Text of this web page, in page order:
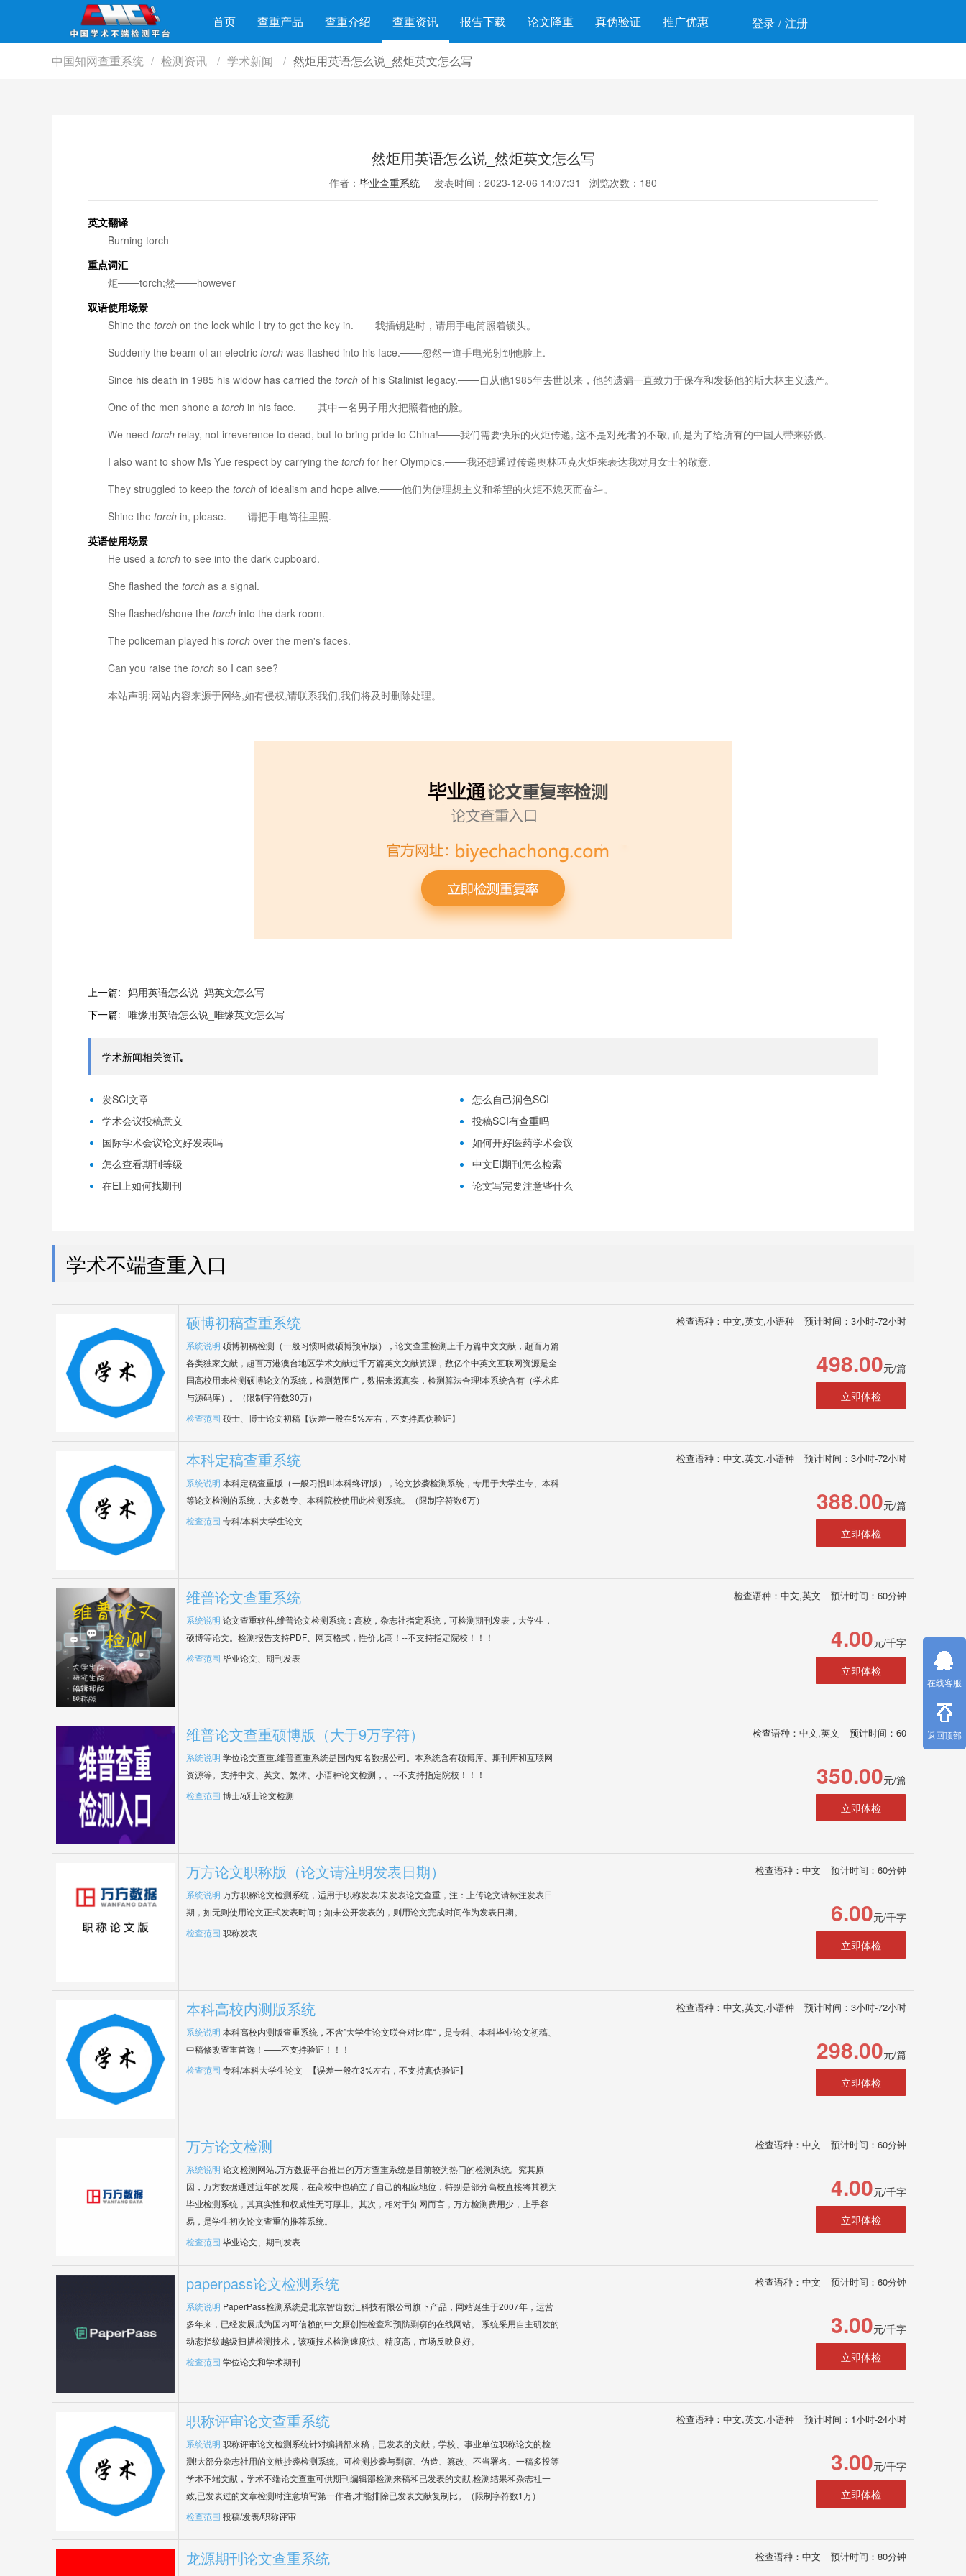
首页 查重产品 查重介绍 查重资讯 报告下载 论文降重 真伪验证 推广优惠 登录 / 注册
中国知网查重系统 / 检测资讯 / 学术新闻 / 然炬用英语怎么说_然炬英文怎么写
然炬用英语怎么说_然炬英文怎么写
作者： 毕业查重系统 发表时间：2023-12-06 14:07:31 浏览次数：180
英文翻译
Burning torch
重点词汇
炬───torch;然───however
双语使用场景
Shine the torch on the lock while I try to get the key in.───我插钥匙时，请用手电筒照着锁头。
Suddenly the beam of an electric torch was flashed into his face.───忽然一道手电光射到他脸上.
Since his death in 1985 his widow has carried the torch of his Stalinist legacy.───自从他1985年去世以来，他的遗孀一直致力于保存和发扬他的斯大林主义遗产。
One of the men shone a torch in his face.───其中一名男子用火把照着他的脸。
We need torch relay, not irreverence to dead, but to bring pride to China!───我们需要快乐的火炬传递, 这不是对死者的不敬, 而是为了给所有的中国人带来骄傲.
I also want to show Ms Yue respect by carrying the torch for her Olympics.───我还想通过传递奥林匹克火炬来表达我对月女士的敬意.
They struggled to keep the torch of idealism and hope alive.───他们为使理想主义和希望的火炬不熄灭而奋斗。
Shine the torch in, please.───请把手电筒往里照.
英语使用场景
He used a torch to see into the dark cupboard.
She flashed the torch as a signal.
She flashed/shone the torch into the dark room.
The policeman played his torch over the men's faces.
Can you raise the torch so I can see?
本站声明:网站内容来源于网络,如有侵权,请联系我们,我们将及时删除处理。
上一篇: 妈用英语怎么说_妈英文怎么写
下一篇: 唯缘用英语怎么说_唯缘英文怎么写
学术新闻相关资讯
发SCI文章
怎么自己润色SCI
学术会议投稿意义
投稿SCI有查重吗
国际学术会议论文好发表吗
如何开好医药学术会议
怎么查看期刊等级
中文EI期刊怎么检索
在EI上如何找期刊
论文写完要注意些什么
学术不端查重入口
硕博初稿查重系统 检查语种：中文,英文,小语种 预计时间：3小时-72小时
系统说明 硕博初稿检测（一般习惯叫做硕博预审版），论文查重检测上千万篇中文文献，超百万篇
各类独家文献，超百万港澳台地区学术文献过千万篇英文文献资源，数亿个中英文互联网资源是全
国高校用来检测硕博论文的系统，检测范围广，数据来源真实，检测算法合理!本系统含有（学术库
与源码库）。（限制字符数30万）
检查范围 硕士、博士论文初稿【误差一般在5%左右，不支持真伪验证】
498.00元/篇
立即体检
本科定稿查重系统 检查语种：中文,英文,小语种 预计时间：3小时-72小时
系统说明 本科定稿查重版（一般习惯叫本科终评版），论文抄袭检测系统，专用于大学生专、本科
等论文检测的系统，大多数专、本科院校使用此检测系统。（限制字符数6万）
检查范围 专科/本科大学生论文
388.00元/篇
立即体检
维普论文查重系统 检查语种：中文,英文 预计时间：60分钟
系统说明 论文查重软件,维普论文检测系统：高校，杂志社指定系统，可检测期刊发表，大学生，
硕博等论文。检测报告支持PDF、网页格式，性价比高！--不支持指定院校！！！
检查范围 毕业论文、期刊发表
4.00元/千字
立即体检
维普论文查重硕博版（大于9万字符） 检查语种：中文,英文 预计时间：60
系统说明 学位论文查重,维普查重系统是国内知名数据公司。本系统含有硕博库、期刊库和互联网
资源等。支持中文、英文、繁体、小语种论文检测，。--不支持指定院校！！！
检查范围 博士/硕士论文检测
350.00元/篇
立即体检
万方论文职称版（论文请注明发表日期） 检查语种：中文 预计时间：60分钟
系统说明 万方职称论文检测系统，适用于职称发表/未发表论文查重，注：上传论文请标注发表日
期，如无则使用论文正式发表时间；如未公开发表的，则用论文完成时间作为发表日期。
检查范围 职称发表
6.00元/千字
立即体检
本科高校内测版系统 检查语种：中文,英文,小语种 预计时间：3小时-72小时
系统说明 本科高校内测版查重系统，不含”大学生论文联合对比库“，是专科、本科毕业论文初稿、
中稿修改查重首选！——不支持验证！！！
检查范围 专科/本科大学生论文--【误差一般在3%左右，不支持真伪验证】
298.00元/篇
立即体检
万方论文检测 检查语种：中文 预计时间：60分钟
系统说明 论文检测网站,万方数据平台推出的万方查重系统是目前较为热门的检测系统。究其原
因，万方数据通过近年的发展，在高校中也确立了自己的相应地位，特别是部分高校直接将其视为
毕业检测系统，其真实性和权威性无可厚非。其次，相对于知网而言，万方检测费用少，上手容
易，是学生初次论文查重的推荐系统。
检查范围 毕业论文、期刊发表
4.00元/千字
立即体检
paperpass论文检测系统 检查语种：中文 预计时间：60分钟
系统说明 PaperPass检测系统是北京智齿数汇科技有限公司旗下产品，网站诞生于2007年，运营
多年来，已经发展成为国内可信赖的中文原创性检查和预防剽窃的在线网站。 系统采用自主研发的
动态指纹越级扫描检测技术，该项技术检测速度快、精度高，市场反映良好。
检查范围 学位论文和学术期刊
3.00元/千字
立即体检
职称评审论文查重系统 检查语种：中文,英文,小语种 预计时间：1小时-24小时
系统说明 职称评审论文检测系统针对编辑部来稿，已发表的文献，学校、事业单位职称论文的检
测!大部分杂志社用的文献抄袭检测系统。可检测抄袭与剽窃、伪造、篡改、不当署名、一稿多投等
学术不端文献，学术不端论文查重可供期刊编辑部检测来稿和已发表的文献,检测结果和杂志社一
致,已发表过的文章检测时注意填写第一作者,才能排除已发表文献复制比。（限制字符数1万）
检查范围 投稿/发表/职称评审
3.00元/千字
立即体检
龙源期刊论文查重系统 检查语种：中文 预计时间：80分钟
在线客服
返回顶部